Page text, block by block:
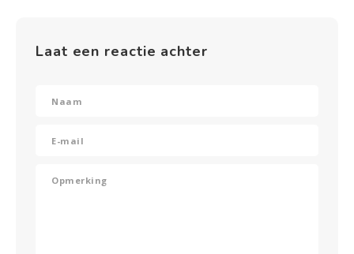
Laat een reactie achter